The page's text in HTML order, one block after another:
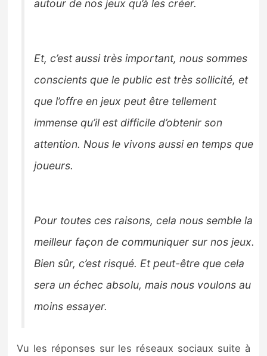
autour de nos jeux qu’à les créer.
Et, c’est aussi très important, nous sommes
conscients que le public est très sollicité, et
que l’offre en jeux peut être tellement
immense qu’il est difficile d’obtenir son
attention. Nous le vivons aussi en temps que
joueurs.
Pour toutes ces raisons, cela nous semble la
meilleur façon de communiquer sur nos jeux.
Bien sûr, c’est risqué. Et peut-être que cela
sera un échec absolu, mais nous voulons au
moins essayer.
Vu les réponses sur les réseaux sociaux suite à